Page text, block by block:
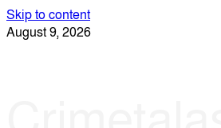
Skip to content
August 9, 2026